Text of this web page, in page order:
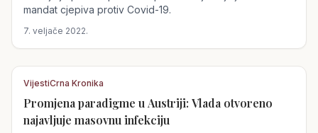
mandat cjepiva protiv Covid-19.
7. veljače 2022.
Austrija
VijestiCrna Kronika
Promjena paradigme u Austriji: Vlada otvoreno
najavljuje masovnu infekciju